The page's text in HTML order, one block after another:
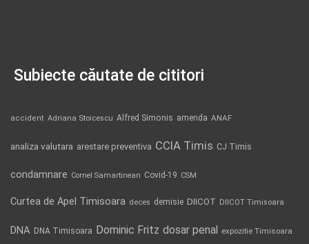
Subiecte căutate de cititori
accident Adriana Stoicescu Alfred Simonis amenda ANAF
analiza valutara arestare preventiva CCIA Timis CJ Timis
condamnare Cornel Samartinean Covid-19 CSM
Curtea de Apel Timisoara deces demisie DIICOT DIICOT Timisoara
DNA DNA Timisoara Dominic Fritz dosar penal expozitie Timisoara